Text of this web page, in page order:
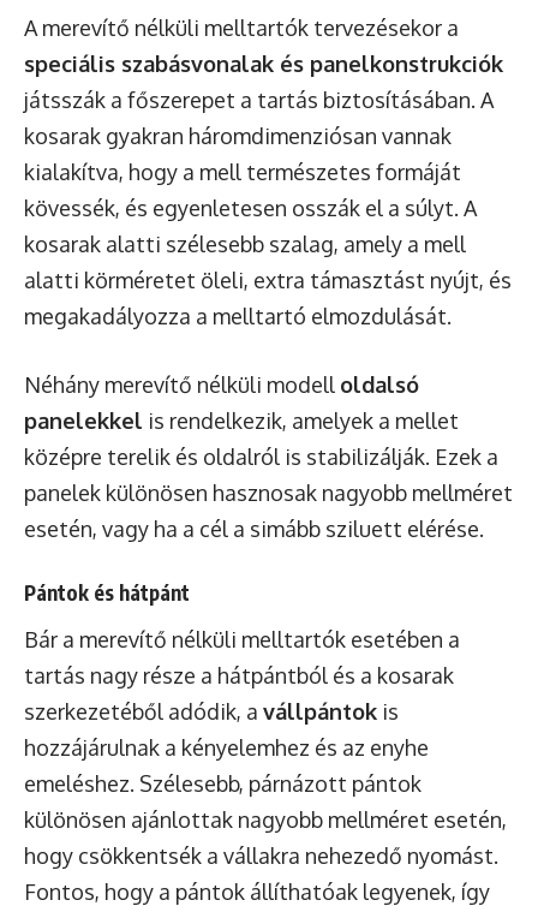
A merevítő nélküli melltartók tervezésekor a
speciális szabásvonalak és panelkonstrukciók
játsszák a főszerepet a tartás biztosításában. A
kosarak gyakran háromdimenziósan vannak
kialakítva, hogy a mell természetes formáját
kövessék, és egyenletesen osszák el a súlyt. A
kosarak alatti szélesebb szalag, amely a mell
alatti körméretet öleli, extra támasztást nyújt, és
megakadályozza a melltartó elmozdulását.
Néhány merevítő nélküli modell oldalsó
panelekkel is rendelkezik, amelyek a mellet
középre terelik és oldalról is stabilizálják. Ezek a
panelek különösen hasznosak nagyobb mellméret
esetén, vagy ha a cél a simább sziluett elérése.
Pántok és hátpánt
Bár a merevítő nélküli melltartók esetében a
tartás nagy része a hátpántból és a kosarak
szerkezetéből adódik, a vállpántok is
hozzájárulnak a kényelemhez és az enyhe
emeléshez. Szélesebb, párnázott pántok
különösen ajánlottak nagyobb mellméret esetén,
hogy csökkentsék a vállakra nehezedő nyomást.
Fontos, hogy a pántok állíthatóak legyenek, így